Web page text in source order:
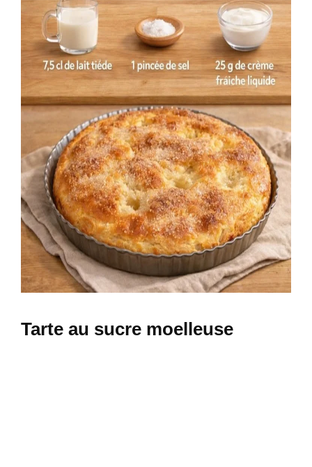
Tarte au sucre moelleuse